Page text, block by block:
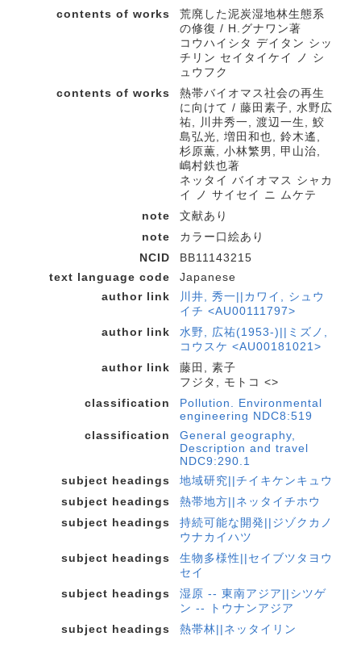
contents of works
荒廃した泥炭湿地林生態系
の修復 / H.グナワン著
コウハイシタ デイタン シッ
チリン セイタイケイ ノ シ
ュウフク
contents of works
熱帯バイオマス社会の再生
に向けて / 藤田素子, 水野広
祐, 川井秀一, 渡辺一生, 鮫
島弘光, 増田和也, 鈴木遙,
杉原薫, 小林繁男, 甲山治,
嶋村鉄也著
ネッタイ バイオマス シャカ
イ ノ サイセイ ニ ムケテ
note
文献あり
note
カラー口絵あり
NCID
BB11143215
text language code
Japanese
author link
川井, 秀一||カワイ, シュウ
イチ <AU00111797>
author link
水野, 広祐(1953-)||ミズノ,
コウスケ <AU00181021>
author link
藤田, 素子
フジタ, モトコ <>
classification
Pollution. Environmental
engineering NDC8:519
classification
General geography,
Description and travel
NDC9:290.1
subject headings
地域研究||チイキケンキュウ
subject headings
熱帯地方||ネッタイチホウ
subject headings
持続可能な開発||ジゾクカノ
ウナカイハツ
subject headings
生物多様性||セイブツタヨウ
セイ
subject headings
湿原 -- 東南アジア||シツゲ
ン -- トウナンアジア
subject headings
熱帯林||ネッタイリン